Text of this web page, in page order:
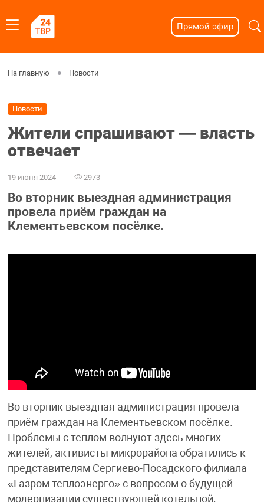
Прямой эфир
На главную Новости
Новости
Жители спрашивают — власть
отвечает
19 июня 2024 2973
Во вторник выездная администрация
провела приём граждан на
Клементьевском посёлке.
Во вторник выездная администрация провела
приём граждан на Клементьевском посёлке.
Проблемы с теплом волнуют здесь многих
жителей, активисты микрорайона обратились к
представителям Сергиево-Посадского филиала
«Газром теплоэнерго» с вопросом о будущей
модернизации существующей котельной.